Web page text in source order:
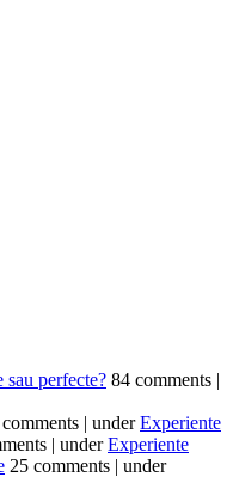
perfecte? 84 comments |
| underExperiente
| underExperiente
25 comments | under